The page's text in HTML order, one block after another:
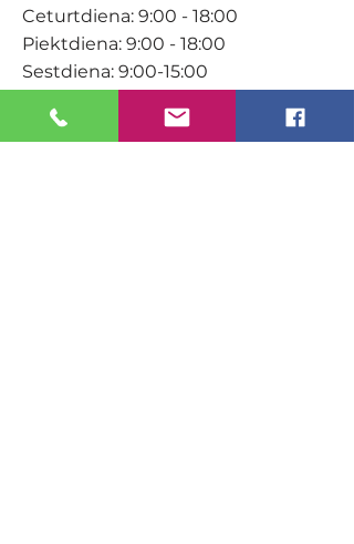
Ceturtdiena: 9:00 - 18:00
Piektdiena: 9:00 - 18:00
Sestdiena: 9:00-15:00